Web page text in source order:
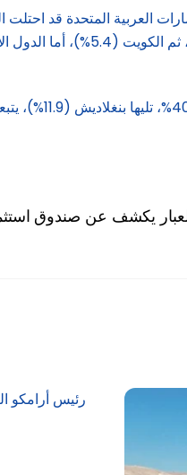
الواردة من دولة الإمارات العربية
يكشف عن صندوق استثماري بـ18 مليار